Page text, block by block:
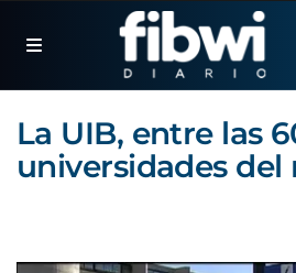
La UIB, entre las
universidades